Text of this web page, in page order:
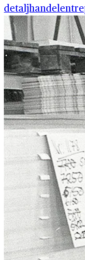
detaljhandel